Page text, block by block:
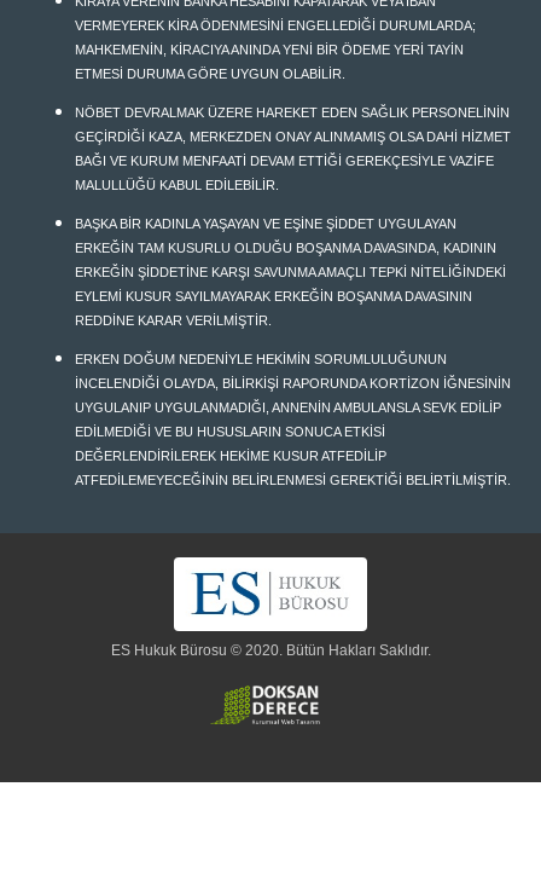
VERMEYEREK KİRA ÖDENMESİNİ ENGELLEDİĞİ DURUMLARDA;
MAHKEMENİN, KİRACIYA ANINDA YENİ BİR ÖDEME YERİ TAYİN
ETMESİ DURUMA GÖRE UYGUN OLABİLİR.
NÖBET DEVRALMAK ÜZERE HAREKET EDEN SAĞLIK PERSONELİNİN
GEÇİRDİĞİ KAZA, MERKEZDEN ONAY ALINMAMIŞ OLSA DAHİ HİZMET
BAĞI VE KURUM MENFAATİ DEVAM ETTİĞİ GEREKÇESİYLE VAZİFE
MALULLÜĞÜ KABUL EDİLEBİLİR.
BAŞKA BİR KADINLA YAŞAYAN VE EŞİNE ŞİDDET UYGULAYAN
ERKEĞİN TAM KUSURLU OLDUĞU BOŞANMA DAVASINDA, KADININ
ERKEĞİN ŞİDDETİNE KARŞI SAVUNMA AMAÇLI TEPKİ NİTELİĞİNDEKİ
EYLEMİ KUSUR SAYILMAYARAK ERKEĞİN BOŞANMA DAVASININ
REDDİNE KARAR VERİLMİŞTİR.
ERKEN DOĞUM NEDENİYLE HEKİMİN SORUMLULUĞUNUN
İNCELENDİĞİ OLAYDA, BİLİRKİŞİ RAPORUNDA KORTİZON İĞNESİNİN
UYGULANIP UYGULANMADIĞI, ANNENİN AMBULANSLA SEVK EDİLİP
EDİLMEDİĞİ VE BU HUSUSLARIN SONUCA ETKİSİ
DEĞERLENDİRİLEREK HEKİME KUSUR ATFEDİLİP
ATFEDİLEMEYECEĞİNİN BELİRLENMESİ GEREKTİĞİ BELİRTİLMİŞTİR.
ES Hukuk Bürosu © 2020. Bütün Hakları Saklıdır.